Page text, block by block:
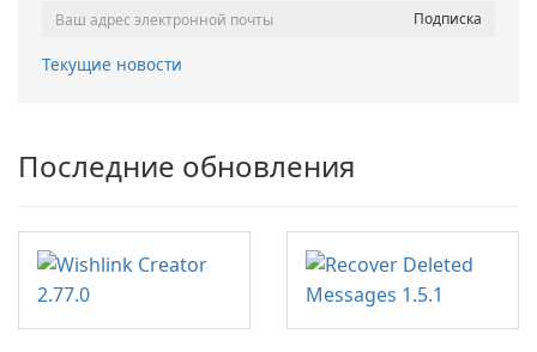
Текущие новости
Последние обновления